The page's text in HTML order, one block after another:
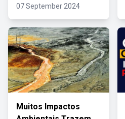
07 September 2024
Muitos Impactos